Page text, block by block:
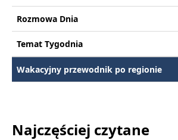
Rozmowa Dnia
Temat Tygodnia
Wakacyjny przewodnik po regionie
Najczęściej czytane